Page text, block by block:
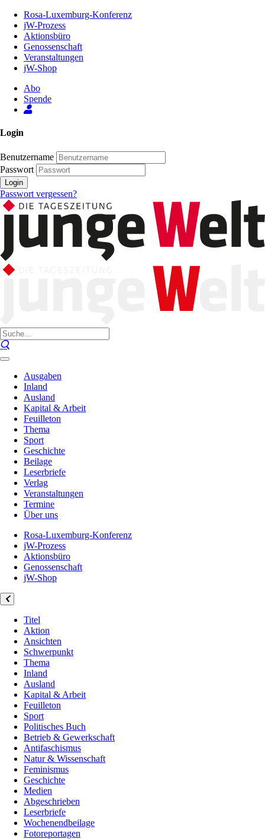
Inhalt
Seite
Rosa-Luxemburg-Konferenz
jW-Prozess
Aktionsbüro
Genossenschaft
Veranstaltungen
jW-Shop
Abo
Spende
Login
Benutzername
Passwort
Login
Passwort vergessen?
Ausgaben
Inland
Ausland
Kapital & Arbeit
Feuilleton
Thema
Sport
Geschichte
Beilage
Leserbriefe
Verlag
Veranstaltungen
Termine
Über uns
Rosa-Luxemburg-Konferenz
jW-Prozess
Aktionsbüro
Genossenschaft
jW-Shop
Titel
Aktion
Ansichten
Schwerpunkt
Thema
Inland
Ausland
Kapital & Arbeit
Feuilleton
Sport
Politisches Buch
Betrieb & Gewerkschaft
Antifaschismus
Natur & Wissenschaft
Feminismus
Geschichte
Medien
Abgeschrieben
Leserbriefe
Wochenendbeilage
Fotoreportagen